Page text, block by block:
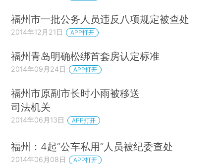
福州市一批公务人员违反八项规定被查处
2014年12月21日 APP打开
福州青岛明确松绑首套房认定标准
2014年09月24日 APP打开
福州市原副市长时小雨被移送
司法机关
2014年06月13日 APP打开
福州：4起“公车私用”人员被纪委查处
2014年06月08日 APP打开